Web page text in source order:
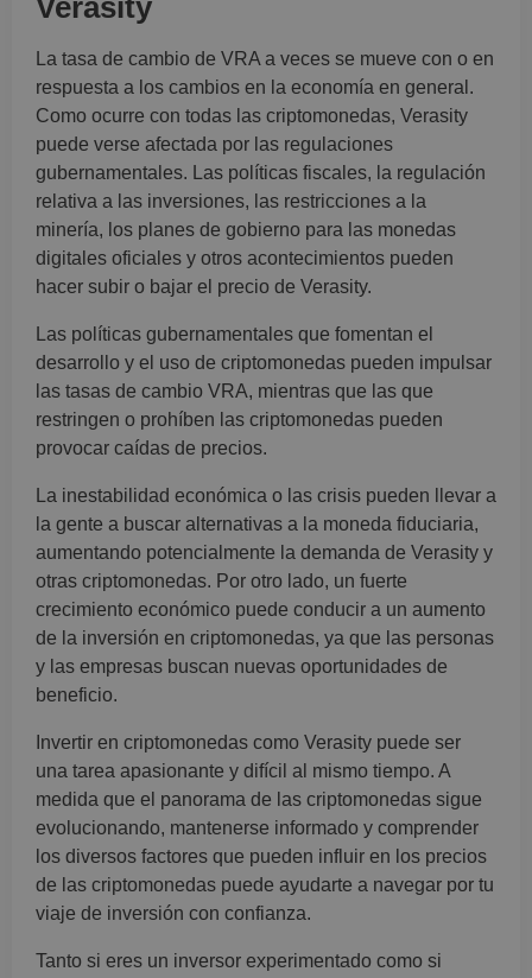
Verasity
La tasa de cambio de VRA a veces se mueve con o en
respuesta a los cambios en la economía en general.
Como ocurre con todas las criptomonedas, Verasity
puede verse afectada por las regulaciones
gubernamentales. Las políticas fiscales, la regulación
relativa a las inversiones, las restricciones a la
minería, los planes de gobierno para las monedas
digitales oficiales y otros acontecimientos pueden
hacer subir o bajar el precio de Verasity.
Las políticas gubernamentales que fomentan el
desarrollo y el uso de criptomonedas pueden impulsar
las tasas de cambio VRA, mientras que las que
restringen o prohíben las criptomonedas pueden
provocar caídas de precios.
La inestabilidad económica o las crisis pueden llevar a
la gente a buscar alternativas a la moneda fiduciaria,
aumentando potencialmente la demanda de Verasity y
otras criptomonedas. Por otro lado, un fuerte
crecimiento económico puede conducir a un aumento
de la inversión en criptomonedas, ya que las personas
y las empresas buscan nuevas oportunidades de
beneficio.
Invertir en criptomonedas como Verasity puede ser
una tarea apasionante y difícil al mismo tiempo. A
medida que el panorama de las criptomonedas sigue
evolucionando, mantenerse informado y comprender
los diversos factores que pueden influir en los precios
de las criptomonedas puede ayudarte a navegar por tu
viaje de inversión con confianza.
Tanto si eres un inversor experimentado como si